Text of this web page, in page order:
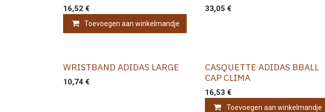
16,52 €
Toevoegen aan winkelmandje
33,05 €
WRISTBAND ADIDAS LARGE
10,74 €
CASQUETTE ADIDAS BBALL
CAP CLIMA
16,53 €
Toevoegen aan winkelmandje